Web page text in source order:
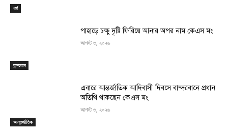
ধর্ম
বান্দরবান
পাহাড়ে চক্ষু দৃষ্টি ফিরিয়ে আনার অপর নাম কেএস মং
আগস্ট ৩, ২০২৬
আন্তর্জাতিক
এবারে আন্তর্জাতিক আদিবাসী দিবসে বান্দরবানে প্রধান
অতিথি থাকছেন কেএস মং
আগস্ট ৩, ২০২৬